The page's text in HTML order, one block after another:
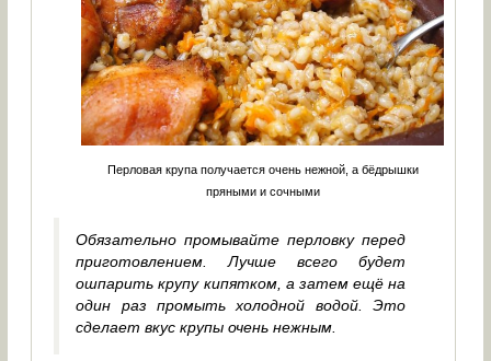
Перловая крупа получается очень нежной, а бёдрышки
пряными и сочными
Обязательно промывайте перловку перед
приготовлением. Лучше всего будет
ошпарить крупу кипятком, а затем ещё на
один раз промыть холодной водой. Это
сделает вкус крупы очень нежным.